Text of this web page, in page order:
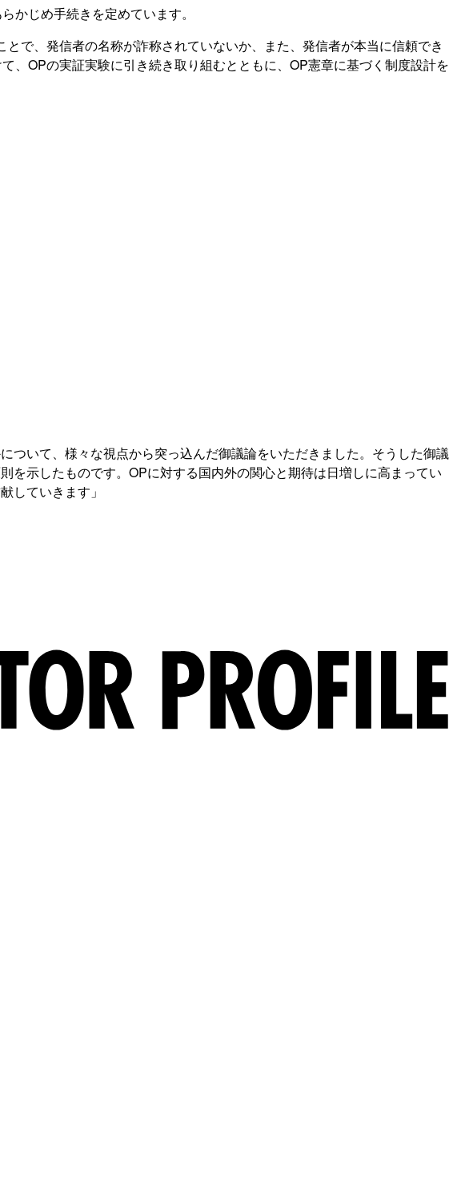
かじめ手続きを定めています。
で、発信者の名称が詐称されていないか、また、発信者が本当に信頼でき
、OPの実証実験に引き続き取り組むとともに、OP憲章に基づく制度設計を
ついて、様々な視点から突っ込んだ御議論をいただきました。そうした御議
示したものです。OPに対する国内外の関心と期待は日増しに高まってい
していきます」